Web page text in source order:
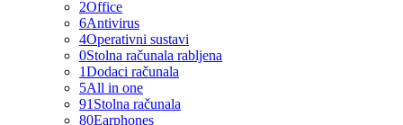
2Office
6Antivirus
4Operativni sustavi
0Stolna računala rabljena
1Dodaci računala
5All in one
91 Stolna računala
80Earphones